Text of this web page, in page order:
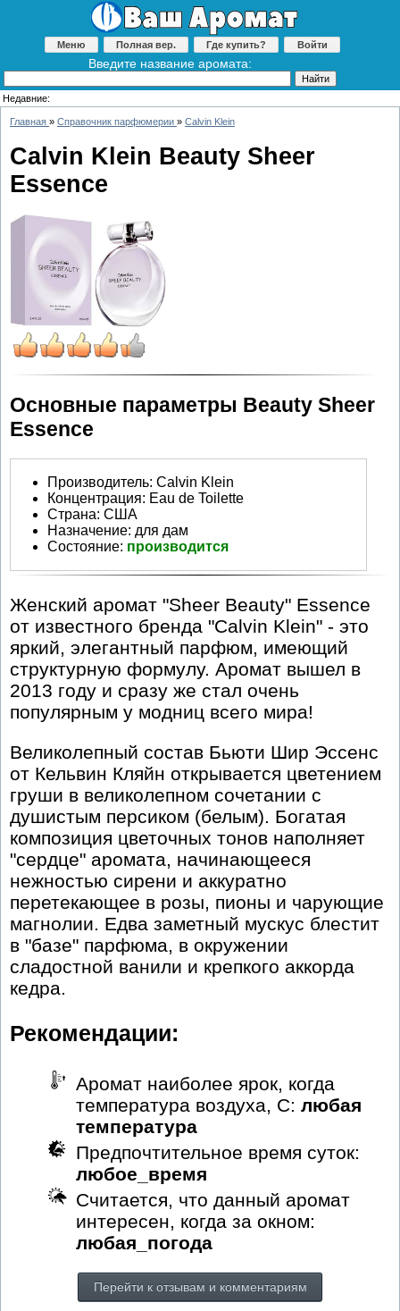
Меню Полная вер. Где купить? Войти
Введите название аромата:
Недавние:
Главная » Справочник парфюмерии » Calvin Klein
Calvin Klein Beauty Sheer
Essence
Основные параметры Beauty Sheer
Essence
Производитель: Calvin Klein
Концентрация: Eau de Toilette
Страна: США
Назначение: для дам
Состояние: производится
Женский аромат "Sheer Beauty" Essence
от известного бренда "Calvin Klein" - это
яркий, элегантный парфюм, имеющий
структурную формулу. Аромат вышел в
2013 году и сразу же стал очень
популярным у модниц всего мира!
Великолепный состав Бьюти Шир Эссенс
от Кельвин Кляйн открывается цветением
груши в великолепном сочетании с
душистым персиком (белым). Богатая
композиция цветочных тонов наполняет
"сердце" аромата, начинающееся
нежностью сирени и аккуратно
перетекающее в розы, пионы и чарующие
магнолии. Едва заметный мускус блестит
в "базе" парфюма, в окружении
сладостной ванили и крепкого аккорда
кедра.
Рекомендации:
Аромат наиболее ярок, когда
температура воздуха, С: любая
температура
Предпочтительное время суток:
любое_время
Считается, что данный аромат
интересен, когда за окном:
любая_погода
Перейти к отзывам и комментариям